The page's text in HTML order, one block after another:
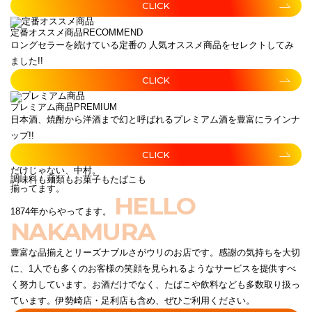
CLICK
定番オススメ商品 RECOMMEND
ロングセラーを続けている定番の 人気オススメ商品をセレクトしてみ
ました!!
CLICK
プレミアム商品 PREMIUM
日本酒、焼酎から洋酒まで幻と呼ばれるプレミアム酒を豊富にラインナ
ップ!!
CLICK
だけじゃない、中村。
調味料も麺類もお菓子もたばこも
揃ってます。
1874年からやってます。
HELLO
NAKAMURA
豊富な品揃えとリーズナブルさがウリのお店です。感謝の気持ちを大切
に、1人でも多くのお客様の笑顔を見られるようなサービスを提供すべ
く努力しています。お酒だけでなく、たばこや飲料なども多数取り扱っ
ています。伊勢崎店・足利店も含め、ぜひご利用ください。